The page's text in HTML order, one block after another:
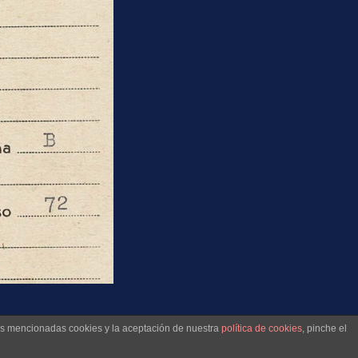
a
de
mencionadas cookies y la aceptación de nuestra política de cookies, pinche el